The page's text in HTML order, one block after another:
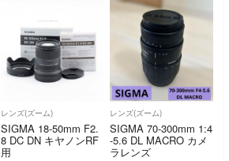
レンズ(ズーム)
SIGMA 18-50mm F2.
8 DC DN キヤノンRF
用
レンズ(ズーム)
SIGMA 70-300mm 1:4
-5.6 DL MACRO カメ
ラレンズ